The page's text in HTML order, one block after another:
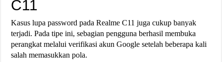
C11
Kasus lupa password pada Realme C11 juga cukup banyak
terjadi. Pada tipe ini, sebagian pengguna berhasil membuka
perangkat melalui verifikasi akun Google setelah beberapa kali
salah memasukkan pola.